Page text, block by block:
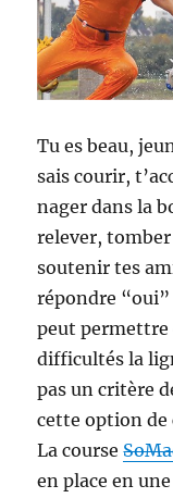
Tu es beau,
sais courir,
nager dans la
relever,
soutenir tes
répondre
peut permettre
difficultés la
pas un critère
cette option de
La course
en place en